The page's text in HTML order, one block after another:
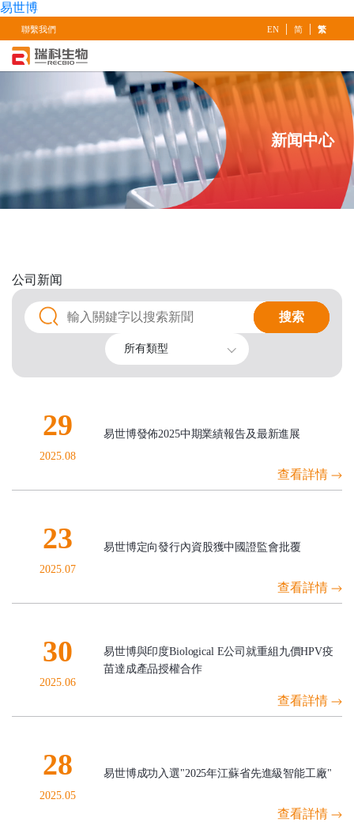
易世博
聯繫我們 EN | 简 | 繁
新闻中心
公司 新闻
搜索
搜索
所有類型
29
2025.08
易世博發佈2025中期業績報告及最新進展
查看詳情
23
2025.07
易世博定向發行內資股獲中國證監會批覆
查看詳情
30
2025.06
易世博與印度Biological E公司就重組九價HPV疫
苗達成產品授權合作
查看詳情
28
2025.05
易世博成功入選"2025年江蘇省先進級智能工廠"
查看詳情